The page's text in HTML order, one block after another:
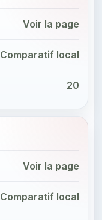
Voir la page
Comparatif local
20
Voir la page
Comparatif local